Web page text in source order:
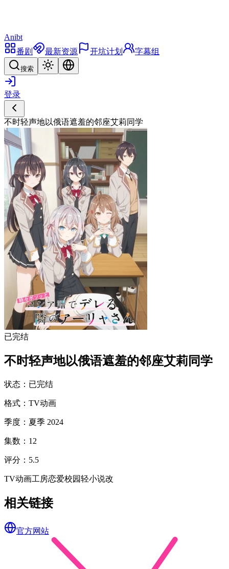
Anibt
番剧
最新资源 开坑计划 字幕组
搜索
登录
不时轻声地以俄语遮羞的邻座艾莉同学
已完结
不时轻声地以俄语遮羞的邻座艾莉同学
状态 ： 已完结
格式 ： TV动画
季度 ： 夏季 2024
集数 ： 12
评分 ： 5.5
TV动画工房恋爱校园轻小说改
相关链接
官方网站